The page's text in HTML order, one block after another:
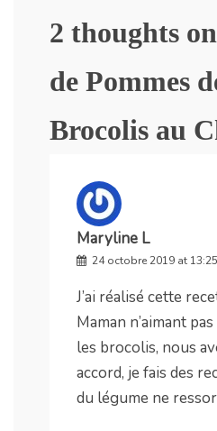
2 thoughts
de Pommes
Brocolis au
Maryline L
24 octobre 2019 at
J’ai réalisé cette
Maman n’aimant
les brocolis, nous
accord, je fais des
du légume ne